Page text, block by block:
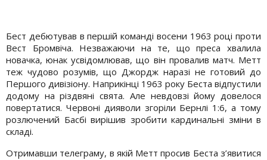
Бест дебютував в першій команді восени 1963 році проти
Вест Бромвіча. Незважаючи на те, що преса хвалила
новачка, юнак усвідомлював, що він провалив матч. Метт
теж чудово розумів, що Джордж наразі не готовий до
Першого дивізіону. Наприкінці 1963 року Беста відпустили
додому на різдвяні свята. Але невдовзі йому довелося
повертатися. Червоні дияволи згоріли Бернлі 1:6, а тому
розлючений Басбі вирішив зробити кардинальні зміни в
складі.
Отримавши телеграму, в якій Метт просив Беста з’явитися